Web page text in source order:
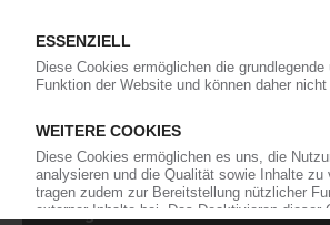
Highsun Akro ist ein im Jahr 2022
zwischen der Fujian Highsun Engineering
« Zurück
Meistgesucht